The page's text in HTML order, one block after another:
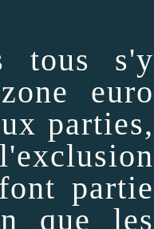
tous s'y
euro
parties,
partie
que les